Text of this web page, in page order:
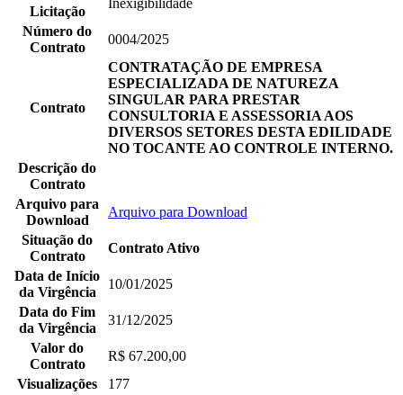
Licitação
Inexigibilidade
Número do
Contrato
0004/2025
Contrato
CONTRATAÇÃO DE EMPRESA
ESPECIALIZADA DE NATUREZA
SINGULAR PARA PRESTAR
CONSULTORIA E ASSESSORIA AOS
DIVERSOS SETORES DESTA EDILIDADE
NO TOCANTE AO CONTROLE INTERNO.
Descrição do
Contrato
Arquivo para
Download
Arquivo para Download
Situação do
Contrato
Contrato Ativo
Data de Início
da Virgência
10/01/2025
Data do Fim
da Virgência
31/12/2025
Valor do
Contrato
R$ 67.200,00
Visualizações
177